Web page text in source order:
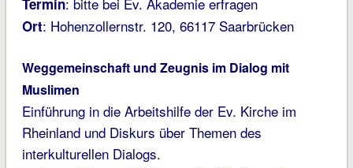
Termin
Ort: Hohenzollernstr. 120, 66117 Saarbrücken
Weggemeinschaft und Zeugnis im Dialog mit
Muslimen
Einführung in die Arbeitshilfe der Ev. Kirche im
Rheinland und Diskurs über Themen des
interkulturellen Dialogs.